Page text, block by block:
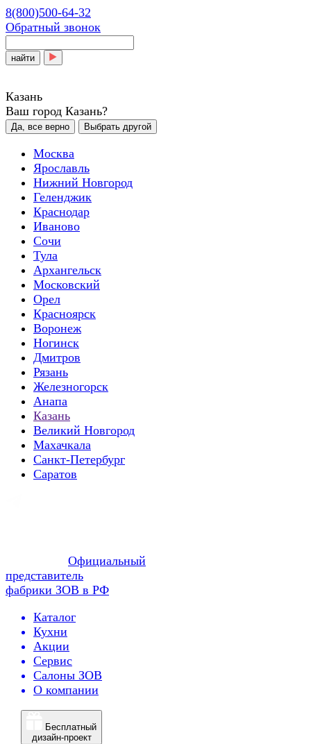
8(800)500-64-32
Обратный звонок
найти
Казань
Ваш город Казань?
Да, все верно Выбрать другой
Москва
Ярославль
Нижний Новгород
Геленджик
Краснодар
Иваново
Сочи
Тула
Архангельск
Московский
Орел
Красноярск
Воронеж
Ногинск
Дмитров
Рязань
Железногорск
Анапа
Казань
Великий Новгород
Махачкала
Санкт-Петербург
Саратов
Официальный
представитель
фабрики ЗОВ в РФ
Каталог
Кухни
Акции
Сервис
Салоны ЗОВ
О компании
Бесплатный
дизайн-проект